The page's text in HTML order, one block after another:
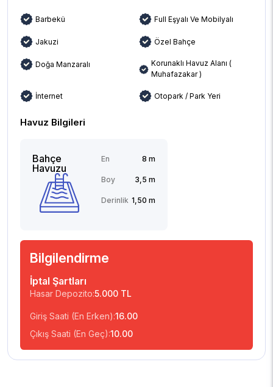
Barbekü Full Eşyalı Ve Mobilyalı
Jakuzi Özel Bahçe
Doğa Manzaralı
Korunaklı Havuz Alanı (
Muhafazakar )
İnternet Otopark / Park Yeri
Havuz Bilgileri
Bahçe
Havuzu
En 8 m
Boy 3,5 m
Derinlik 1,50 m
Bilgilendirme
İptal Şartları
Hasar Depozito:5.000 TL
Giriş Saati (En Erken):16.00
Çıkış Saati (En Geç):10.00